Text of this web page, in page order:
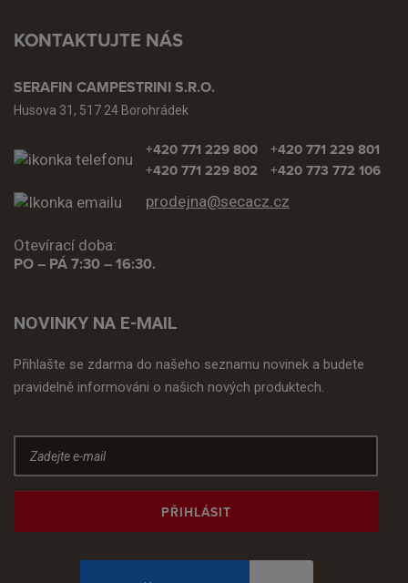
KONTAKTUJTE NÁS
SERAFIN CAMPESTRINI S.R.O.
Husova 31, 517 24 Borohrádek
+420 771 229 800
+420 771 229 802
+420 771 229 801
+420 773 772 106
prodejna@secacz.cz
Otevírací doba:
PO – PÁ 7:30 – 16:30.
NOVINKY NA E-MAIL
Přihlašte se zdarma do našeho seznamu novinek a budete
pravidelně informováni o našich nových produktech.
PŘIHLÁSIT